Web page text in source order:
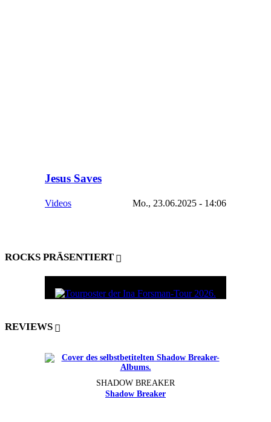
Jesus Saves
Videos Mo., 23.06.2025 - 14:06
ROCKS PRÄSENTIERT
REVIEWS
SHADOW BREAKER
Shadow Breaker